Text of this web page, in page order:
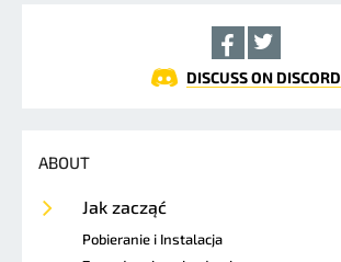
DISCUSS ON DISCORD
ABOUT
Jak zacząć
Pobieranie i Instalacja